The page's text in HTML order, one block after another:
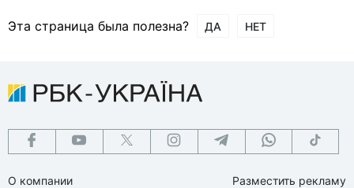
Эта страница была полезна? ДА НЕТ
О компании
Разместить рекламу